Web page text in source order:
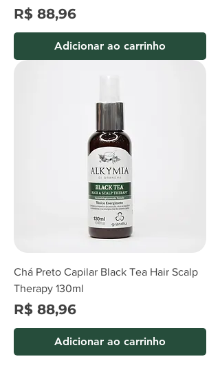
Preço
R$ 88,96
Adicionar ao carrinho
Chá Preto Capilar Black Tea Hair Scalp
Therapy 130ml
Preço
R$ 88,96
Adicionar ao carrinho